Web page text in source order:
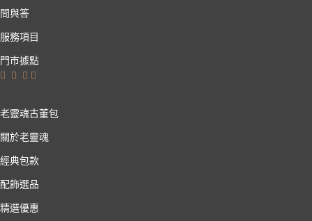
問與答
服務項目
門市據點
老靈魂古董包
關於老靈魂
經典包款
配飾選品
精選優惠